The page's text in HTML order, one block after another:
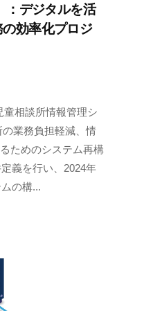
：デジタルを活
効率化プロジ
童相談所情報管理シ
業務負担軽減、情
ためのシステム再構
義を行い、2024年
の構...